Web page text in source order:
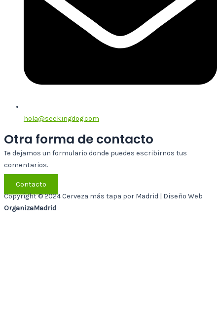
hola@seekingdog.com
Otra forma de contacto
Te dejamos un formulario donde puedes escribirnos tus
comentarios.
Contacto
Copyright © 2024 Cerveza más tapa por Madrid | Diseño Web
OrganizaMadrid